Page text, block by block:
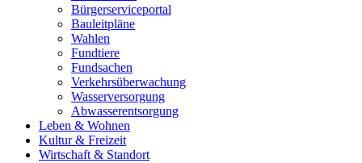
Bürgerserviceportal
Bauleitpläne
Wahlen
Fundtiere
Fundsachen
Verkehrsüberwachung
Wasserversorgung
Abwasserentsorgung
Leben & Wohnen
Kultur & Freizeit
Wirtschaft & Standort